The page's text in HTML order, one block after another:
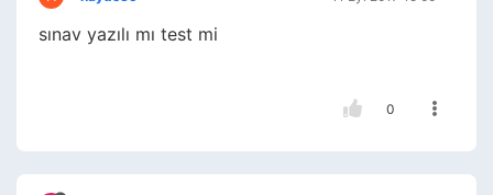
sınav yazılı mı test mi
0